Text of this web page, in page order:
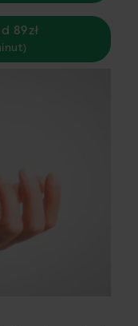
89zł